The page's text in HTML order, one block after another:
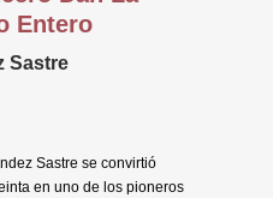
Entero
Sastre
Sastre se convirtió
en uno de los pioneros